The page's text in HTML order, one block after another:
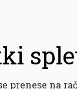
prenese na